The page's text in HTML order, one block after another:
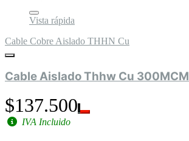
Vista rápida
Cable Cobre Aislado THHN Cu
Cable Aislado Thhw Cu 300MCM
$137.500
IVA Incluido